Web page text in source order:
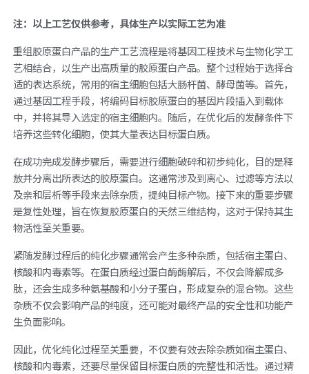
注：以上工艺仅供参考，具体生产以实际工艺为准
重组胶原蛋白产品的生产工艺流程是将基因工程技术与生物化学工
艺相结合，以生产出高质量的胶原蛋白产品。整个过程始于选择合
适的表达系统，常用的宿主细胞包括大肠杆菌、酵母菌等。首先，
通过基因工程手段，将编码目标胶原蛋白的基因片段插入到载体
中，并将其导入选定的宿主细胞内。随后，在优化后的发酵条件下
培养这些转化细胞，使其大量表达目标蛋白质。
在成功完成发酵步骤后，需要进行细胞破碎和初步纯化，目的是释
放并分离出所表达的胶原蛋白。这通常涉及到离心、过滤等方法以
及亲和层析等手段来去除杂质，提纯目标产物。接下来的重要步骤
是复性处理，旨在恢复胶原蛋白的天然三维结构，这对于保持其生
物活性至关重要。
紧随发酵过程后的纯化步骤通常会产生多种杂质，包括宿主蛋白、
核酸和内毒素等。在蛋白质经过蛋白酶酶解后，不仅会降解成多
肽，还会生成多种氨基酸和小分子蛋白，形成复杂的混合物。这些
杂质不仅会影响产品的纯度，还可能对最终产品的安全性和功能产
生负面影响。
因此，优化纯化过程至关重要，不仅要有效去除杂质如宿主蛋白、
核酸和内毒素，还要尽量保留目标蛋白质的完整性和活性。通过精